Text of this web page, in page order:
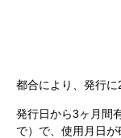
都合により、発行に
発行日から3ヶ月間
で）で、使用月日